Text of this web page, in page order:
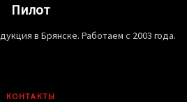
Пилот
в Брянске. Работаем с 2003 года.
КОНТАКТЫ